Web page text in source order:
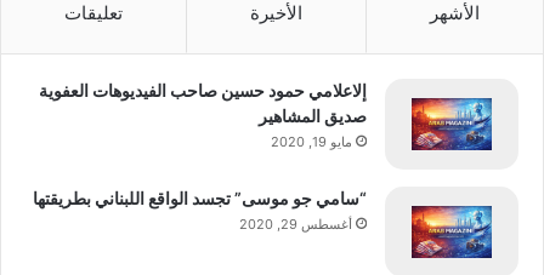
الأشهر الأخيرة تعليقات
إلاعلامي حمود حسين صاحب الفيديوهات العفوية
صديق المشاهير
مايو 19, 2020
“سامي جو موسى” تجسد الواقع اللبناني بطريقتها
أغسطس 29, 2020